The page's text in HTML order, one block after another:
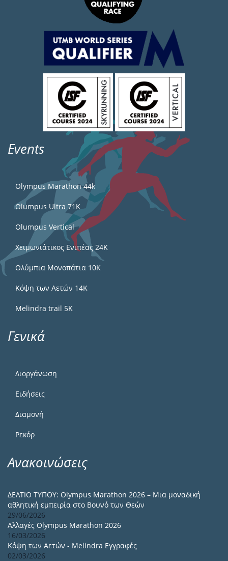
Events
Olympus Marathon 44k
Olumpus Ultra 71K
Olumpus Vertical
Χειμωνιάτικος Ενιπέας 24Κ
Ολύμπια Μονοπάτια 10Κ
Κόψη των Αετών 14Κ
Melindra trail 5Κ
Γενικά
Διοργάνωση
Ειδήσεις
Διαμονή
Ρεκόρ
Ανακοινώσεις
ΔΕΛΤΙΟ ΤΥΠΟΥ: Olympus Marathon 2026 – Μια μοναδική
αθλητική εμπειρία στο Βουνό των Θεών
29/06/2026
Αλλαγές Olympus Marathon 2026
16/03/2026
Κόψη των Αετών - Melindra Εγγραφές
02/03/2026